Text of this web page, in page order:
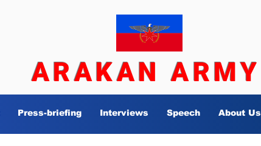
Press-briefing Interviews Speech About Us
ARAKAN ARMY